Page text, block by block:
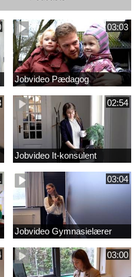
03:03
Jobvideo Pædagog
02:54
Jobvideo It-konsulent
03:04
Jobvideo Gymnasielærer
03:00